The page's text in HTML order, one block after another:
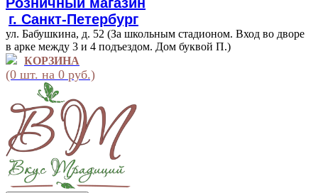
г. Санкт-Петербург
ул. Бабушкина, д. 52 (За школьным стадионом. Вход во дворе
в арке между 3 и 4 подъездом. Дом буквой П.)
КОРЗИНА
(0 шт. на 0 руб.)